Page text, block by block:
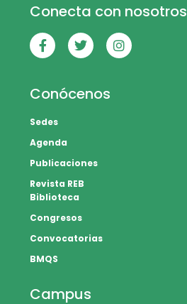
Conecta con nosotros
Conócenos
Sedes
Agenda
Publicaciones
Revista REB
Biblioteca
Congresos
Convocatorias
BMQS
Campus